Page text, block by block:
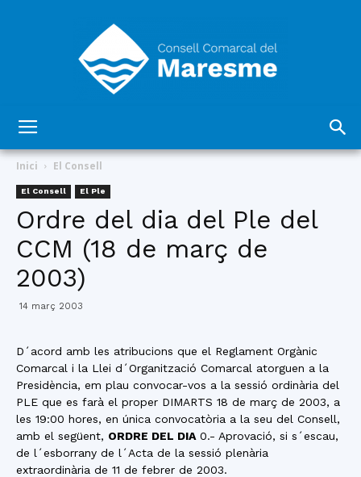
Comarcal
Maresme
Inici El Consell
El Consell El Ple
Ordre del dia del Ple del
CCM (18 de març de
2003)
14 març 2003
D´acord amb les atribucions que el Reglament Orgànic
Comarcal i la Llei d´Organització Comarcal atorguen a la
Presidència, em plau convocar-vos a la sessió ordinària del
PLE que es farà el proper DIMARTS 18 de març de 2003, a
les 19:00 hores, en única convocatòria a la seu del Consell,
amb el següent, ORDRE DEL DIA 0.- Aprovació, si s´escau,
de l´esborrany de l´Acta de la sessió plenària
extraordinària de 11 de febrer de 2003.